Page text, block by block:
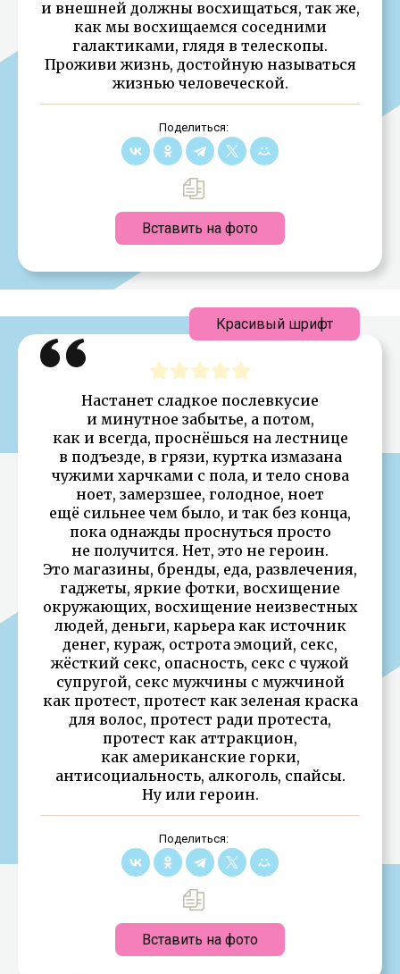
и внешней должны восхищаться, так же,
как мы восхищаемся соседними
галактиками, глядя в телескопы.
Проживи жизнь, достойную называться
жизнью человеческой.
Поделиться:
Вставить на фото
Настанет сладкое послевкусие
и минутное забытье, а потом,
как и всегда, проснёшься на лестнице
в подъезде, в грязи, куртка измазана
чужими харчками с пола, и тело снова
ноет, замерзшее, голодное, ноет
ещё сильнее чем было, и так без конца,
пока однажды проснуться просто
не получится. Нет, это не героин.
Это магазины, бренды, еда, развлечения,
гаджеты, яркие фотки, восхищение
окружающих, восхищение неизвестных
людей, деньги, карьера как источник
денег, кураж, острота эмоций, секс,
жёсткий секс, опасность, секс с чужой
супругой, секс мужчины с мужчиной
как протест, протест как зеленая краска
для волос, протест ради протеста,
протест как аттракцион,
как американские горки,
антисоциальность, алкоголь, спайсы.
Ну или героин.
Поделиться:
Вставить на фото
Красивый шрифт